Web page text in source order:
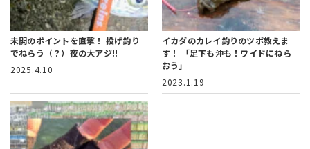
未開のポイントを直撃！ 投げ釣り
でねらう（？）夜の大アジ!!
2025.4.10
イカダのカレイ釣りのツボ教えま
す！
「足下も沖も！ワイドにねら
おう」
2023.1.19